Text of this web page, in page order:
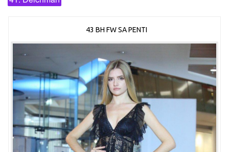
43 BH FW SA PENTI